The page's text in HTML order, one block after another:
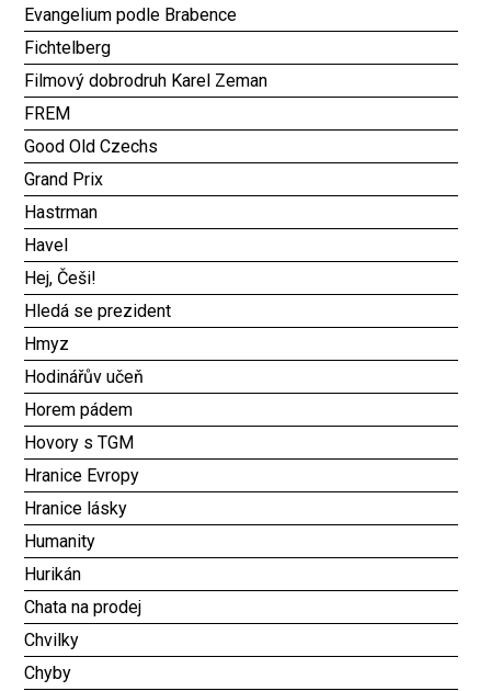
Evangelium podle Brabence
Fichtelberg
Filmový dobrodruh Karel Zeman
FREM
Good Old Czechs
Grand Prix
Hastrman
Havel
Hej, Češi!
Hledá se prezident
Hmyz
Hodinářův učeň
Horem pádem
Hovory s TGM
Hranice Evropy
Hranice lásky
Humanity
Hurikán
Chata na prodej
Chvilky
Chyby